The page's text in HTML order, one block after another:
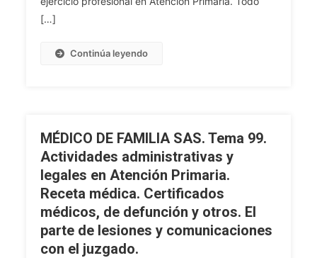
Secreto
Profesional
En
El
SAS.
[…]
Continúa leyendo
MÉDICO DE FAMILIA SAS. Tema 99.
Actividades administrativas y
legales en Atención Primaria.
Receta médica. Certificados
médicos, de defunción y otros. El
parte de lesiones y comunicaciones
con el juzgado.